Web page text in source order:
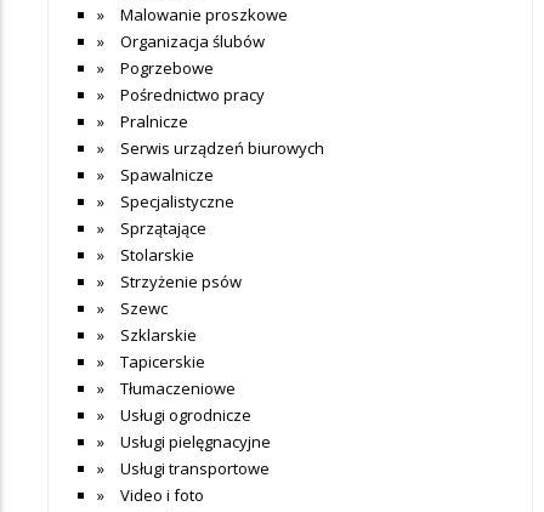
Malowanie proszkowe
Organizacja ślubów
Pogrzebowe
Pośrednictwo pracy
Pralnicze
Serwis urządzeń biurowych
Spawalnicze
Specjalistyczne
Sprzątające
Stolarskie
Strzyżenie psów
Szewc
Szklarskie
Tapicerskie
Tłumaczeniowe
Usługi ogrodnicze
Usługi pielęgnacyjne
Usługi transportowe
Video i foto